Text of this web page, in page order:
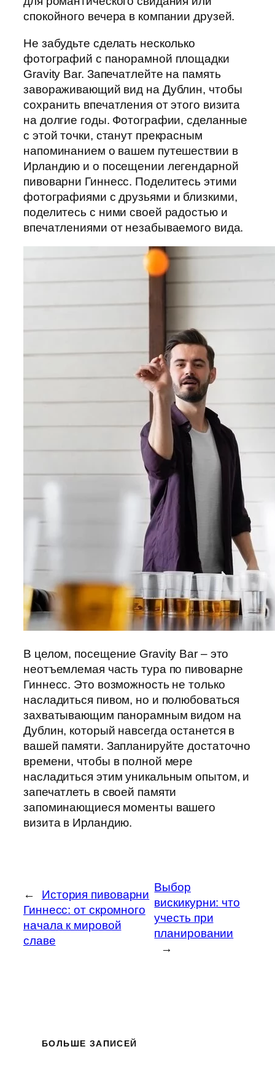
спокойного вечера в компании друзей.
Не забудьте сделать несколько
фотографий с панорамной площадки
Gravity Bar. Запечатлейте на память
завораживающий вид на Дублин, чтобы
сохранить впечатления от этого визита
на долгие годы. Фотографии, сделанные
с этой точки, станут прекрасным
напоминанием о вашем путешествии в
Ирландию и о посещении легендарной
пивоварни Гиннесс. Поделитесь этими
фотографиями с друзьями и близкими,
поделитесь с ними своей радостью и
впечатлениями от незабываемого вида.
В целом, посещение Gravity Bar – это
неотъемлемая часть тура по пивоварне
Гиннесс. Это возможность не только
насладиться пивом, но и полюбоваться
захватывающим панорамным видом на
Дублин, который навсегда останется в
вашей памяти. Запланируйте достаточно
времени, чтобы в полной мере
насладиться этим уникальным опытом, и
запечатлеть в своей памяти
запоминающиеся моменты вашего
визита в Ирландию.
←
История пивоварни
Гиннесс: от скромного
начала к мировой
славе
Выбор
вискикурни: что
учесть при
планировании
→
БОЛЬШЕ ЗАПИСЕЙ